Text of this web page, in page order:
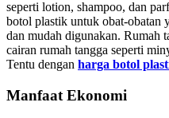
seperti lotion, shampoo, dan
botol plastik untuk obat-obatan
dan mudah digunakan. Rumah
cairan rumah tangga seperti
Tentu dengan harga botol
Manfaat Ekonomi